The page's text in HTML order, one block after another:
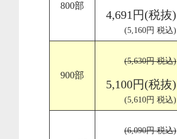
800部
4,691円(税抜)
(5,160円 税込)
900部
(5,630円 税込)
5,100円(税抜)
(5,610円 税込)
(6,090円 税込)